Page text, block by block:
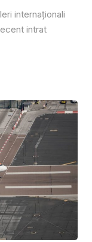
internaționali
intrat